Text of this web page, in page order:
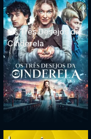
Os Três Desejos da
Cinderela